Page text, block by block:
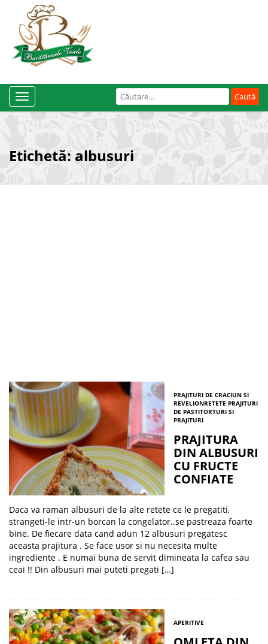
Caută
după:
Toggle
Navigation
Etichetă: albusuri
PRAJITURI DE CRACIUN SI
REVELIONRETETE PRAJITURI
DE PASTITORTURI SI
PRAJITURI
PRAJITURA
DIN ALBUSURI
CU FRUCTE
CONFIATE
Daca va raman albusuri de la alte retete ce le pregatiti,
strangeti-le intr-un borcan la congelator..se pastreaza foarte
bine. De fiecare data cand adun 12 albusuri pregatesc
aceasta prajitura . Se face usor si nu necesita multe
ingrediente . E numai buna de servit dimineata la cafea sau
ceai !! Din albusuri mai puteti pregati […]
APERITIVE